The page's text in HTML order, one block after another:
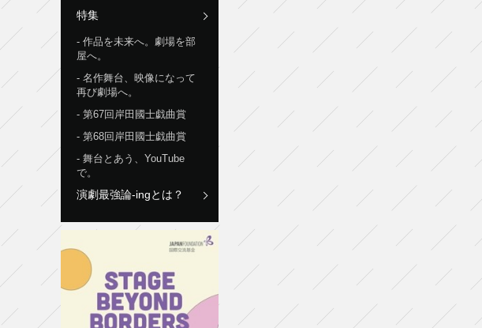
特集
作品を未来へ。劇場を部
屋へ。
名作舞台、映像になって
再び劇場へ。
第67回岸田國士戯曲賞
第68回岸田國士戯曲賞
舞台とあう、YouTube
で。
演劇最強論-ingとは？